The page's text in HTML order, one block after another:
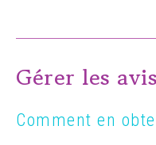
Gérer les
Comment en